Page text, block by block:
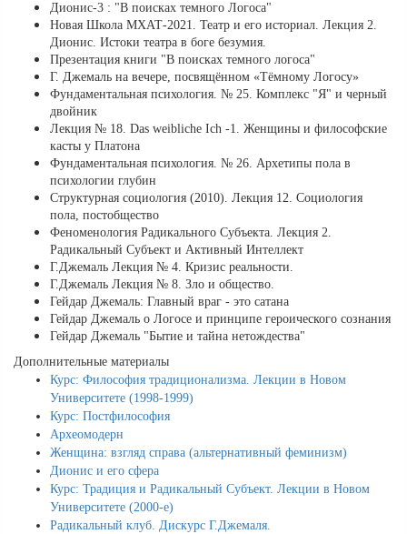
Дионис-3 : "В поисках темного Логоса"
Новая Школа МХАТ-2021. Театр и его историал. Лекция 2.
Дионис. Истоки театра в боге безумия.
Презентация книги "В поисках темного логоса"
Г. Джемаль на вечере, посвящённом «Тёмному Логосу»
Фундаментальная психология. № 25. Комплекс "Я" и черный
двойник
Лекция № 18. Das weibliche Ich -1. Женщины и философские
касты у Платона
Фундаментальная психология. № 26. Архетипы пола в
психологии глубин
Структурная социология (2010). Лекция 12. Социология
пола, постобщество
Феноменология Радикального Субъекта. Лекция 2.
Радикальный Субъект и Активный Интеллект
Г.Джемаль Лекция № 4. Кризис реальности.
Г.Джемаль Лекция № 8. Зло и общество.
Гейдар Джемаль: Главный враг - это сатана
Гейдар Джемаль о Логосе и принципе героического сознания
Гейдар Джемаль "Бытие и тайна нетождества"
Дополнительные материалы
Курс: Философия традиционализма. Лекции в Новом
Университете (1998-1999)
Курс: Постфилософия
Археомодерн
Женщина: взгляд справа (альтернативный феминизм)
Дионис и его сфера
Курс: Традиция и Радикальный Субъект. Лекции в Новом
Университете (2000-е)
Радикальный клуб. Дискурс Г.Джемаля.